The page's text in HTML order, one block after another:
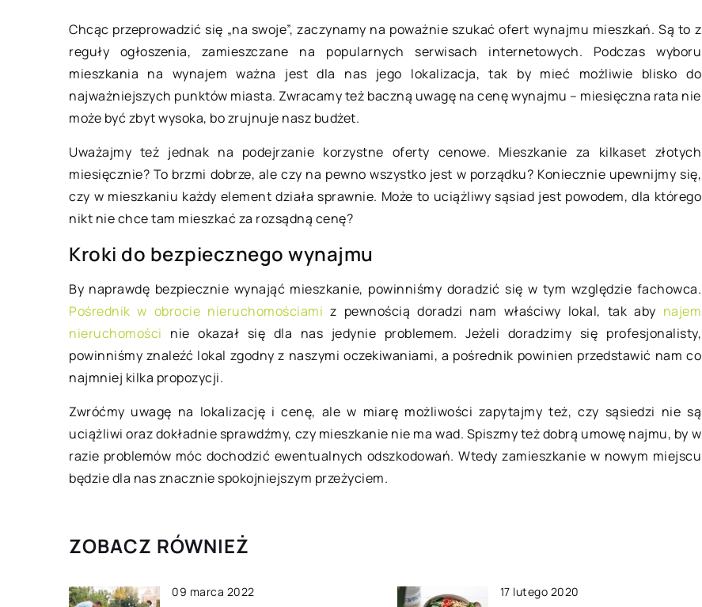
Chcąc przeprowadzić się „na swoje”, zaczynamy na poważnie szukać ofert wynajmu mieszkań. Są to z
reguły ogłoszenia, zamieszczane na popularnych serwisach internetowych. Podczas wyboru
mieszkania na wynajem ważna jest dla nas jego lokalizacja, tak by mieć możliwie blisko do
najważniejszych punktów miasta. Zwracamy też baczną uwagę na cenę wynajmu – miesięczna rata nie
może być zbyt wysoka, bo zrujnuje nasz budżet.
Uważajmy też jednak na podejrzanie korzystne oferty cenowe. Mieszkanie za kilkaset złotych
miesięcznie? To brzmi dobrze, ale czy na pewno wszystko jest w porządku? Koniecznie upewnijmy się,
czy w mieszkaniu każdy element działa sprawnie. Może to uciążliwy sąsiad jest powodem, dla którego
nikt nie chce tam mieszkać za rozsądną cenę?
Kroki do bezpiecznego wynajmu
By naprawdę bezpiecznie wynająć mieszkanie, powinniśmy doradzić się w tym względzie fachowca.
Pośrednik w obrocie nieruchomościami z pewnością doradzi nam właściwy lokal, tak aby najem
nieruchomości nie okazał się dla nas jedynie problemem. Jeżeli doradzimy się profesjonalisty,
powinniśmy znaleźć lokal zgodny z naszymi oczekiwaniami, a pośrednik powinien przedstawić nam co
najmniej kilka propozycji.
Zwróćmy uwagę na lokalizację i cenę, ale w miarę możliwości zapytajmy też, czy sąsiedzi nie są
uciążliwi oraz dokładnie sprawdźmy, czy mieszkanie nie ma wad. Spiszmy też dobrą umowę najmu, by w
razie problemów móc dochodzić ewentualnych odszkodowań. Wtedy zamieszkanie w nowym miejscu
będzie dla nas znacznie spokojniejszym przeżyciem.
ZOBACZ RÓWNIEŻ
09 marca 2022 17 lutego 2020
BEZ KATEGORII
10 kwietnia 2022
Płyty meblowe – jakie jest ich
zastosowanie?
Płyty meblowe są wykorzystywane
które służą do upiększania wnętrz
naszych mieszkań lub biur. Obecnie
na rynku […]
BIZNES I RYNEK/FINANSE
Jak działa kredyt obrotowy?
Jednym z najważniejszych zadań
każdego przedsiębiorcy jest
utrzymanie płynności finansowej w